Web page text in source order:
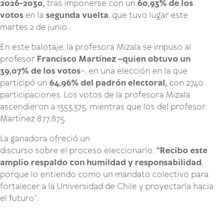
2026-2030, tras imponerse con un 60,93% de los
votos en la segunda vuelta, que tuvo lugar este
martes 2 de junio.
En este balotaje, la profesora Mizala se impuso al
profesor Francisco Martínez –quien obtuvo un
39,07% de los votos–, en una elección en la que
participó un 64,96% del padrón electoral, con 2740
participaciones. Los votos de la profesora Mizala
ascendieron a 1353,375, mientras que los del profesor
Martínez 877,875.
La ganadora ofreció un
discurso sobre el proceso eleccionario. “Recibo este
amplio respaldo con humildad y responsabilidad,
porque lo entiendo como un mandato colectivo para
fortalecer a la Universidad de Chile y proyectarla hacia
el futuro”.